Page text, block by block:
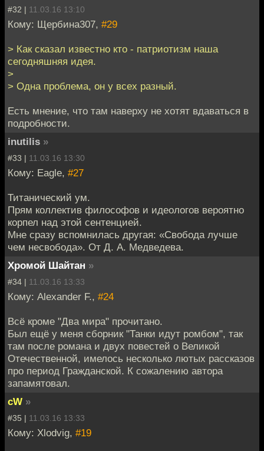
#32 | 11.03.16 13:10
Кому: Щербина307, #29
> Как сказал известно кто - патриотизм наша
сегодняшняя идея.
>
> Одна проблема, он у всех разный.
Есть мнение, что там наверху не хотят вдаваться в
подробности.
inutilis »
#33 | 11.03.16 13:30
Кому: Eagle, #27
Титанический ум.
Прям коллектив философов и идеологов вероятно
корпел над этой сентенцией.
Мне сразу вспомнилась другая: «Свобода лучше
чем несвобода». От Д. А. Медведева.
Хромой Шайтан »
#34 | 11.03.16 13:33
Кому: Alexander F., #24
Всё кроме "Два мира" прочитано.
Был ещё у меня сборник "Танки идут ромбом", так
там после романа и двух повестей о Великой
Отечественной, имелось несколько лютых рассказов
про период Гражданской. К сожалению автора
запамятовал.
cW »
#35 | 11.03.16 13:33
Кому: Xlodvig, #19